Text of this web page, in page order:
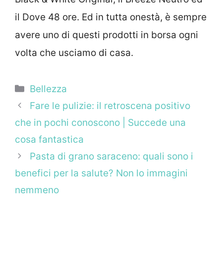
il Dove 48 ore. Ed in tutta onestà, è sempre
avere uno di questi prodotti in borsa ogni
volta che usciamo di casa.
Categorie
Bellezza
Fare le pulizie: il retroscena positivo
che in pochi conoscono | Succede una
cosa fantastica
Pasta di grano saraceno: quali sono i
benefici per la salute? Non lo immagini
nemmeno